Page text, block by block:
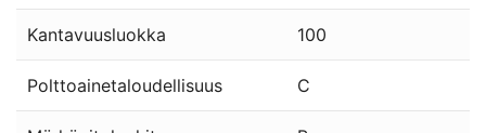
Kantavuusluokka 100
Polttoainetaloudellisuus C